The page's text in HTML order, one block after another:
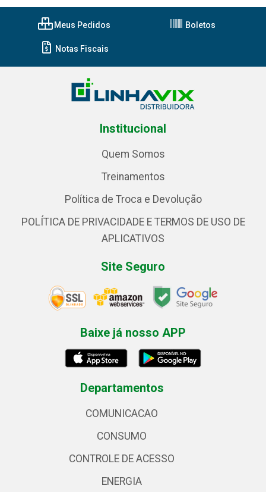
Meus Pedidos Boletos
Notas Fiscais
Institucional
Quem Somos
Treinamentos
Política de Troca e Devolução
POLÍTICA DE PRIVACIDADE E TERMOS DE USO DE
APLICATIVOS
Site Seguro
Baixe já nosso APP
Departamentos
COMUNICACAO
CONSUMO
CONTROLE DE ACESSO
ENERGIA